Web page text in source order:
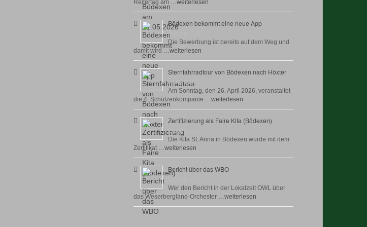
Reitertag am …weiterlesen
Bödexen bekommt eine neue App
28 April, 2026
Die Bewerbung ist bereits auf dem Weg und
damit wird …weiterlesen
Sternfahrradtour von Bödexen nach Höxter
23 April, 2026
Am Sonntag, den 26. April 2026, veranstaltet
die 4. Schützenkompanie …weiterlesen
Zertifizierung als Faire Kita (Bödexen)
17 April, 2026
Die Kita St. Anna in Bödexen wurde mit dem
Zertifikat …weiterlesen
Bericht über das WBO
Wer den Bericht in der Lokalzeit OWL über
das Weserbergland-Orchester …weiterlesen